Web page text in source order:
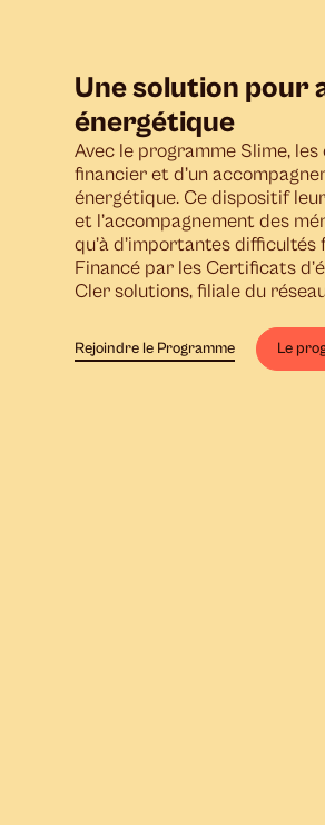
Une solution pour
énergétique
Avec le programme Slime,
financier et d’un
énergétique. Ce dispositif
et l’accompagnement des
qu’à d’importantes difficultés
Financé par les Certificats
Cler solutions, filiale du
Rejoindre le Programme Le